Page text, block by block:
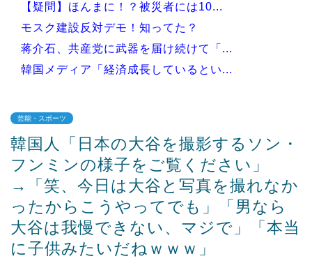
【疑問】ほんまに！？被災者には10...
モスク建設反対デモ！知ってた？
蒋介石、共産党に武器を届け続けて「...
韓国メディア「経済成長しているとい...
Powered by livedoor 相互RSS
芸能・スポーツ
韓国人「日本の大谷を撮影するソン・
フンミンの様子をご覧ください」
→「笑、今日は大谷と写真を撮れなか
ったからこうやってでも」「男なら
大谷は我慢できない、マジで」「本当
に子供みたいだねｗｗｗ」